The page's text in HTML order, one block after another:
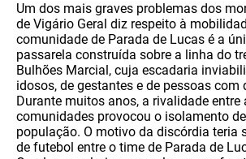
Um dos mais graves problemas dos
de Vigário Geral diz respeito à
comunidade de Parada de Lucas é a
passarela construída sobre a linha do
Bulhões Marcial, cuja escadaria
idosos, de gestantes e de pessoas
Durante muitos anos, a rivalidade entre
comunidades provocou o isolamento
população. O motivo da discórdia teria
de futebol entre o time de Parada de